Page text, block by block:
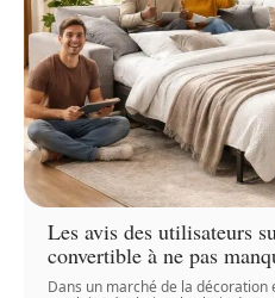
Les avis des utilisateurs
convertible à ne pas
Dans un marché de la